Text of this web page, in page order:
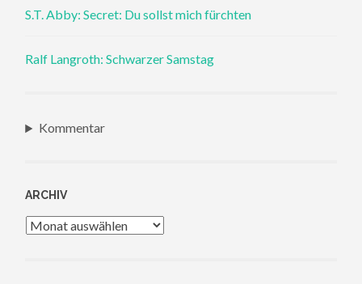
S.T. Abby: Secret: Du sollst mich fürchten
Ralf Langroth: Schwarzer Samstag
Kommentar
ARCHIV
Archiv